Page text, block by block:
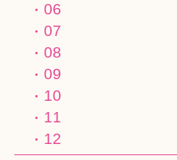
06
07
08
09
10
11
12